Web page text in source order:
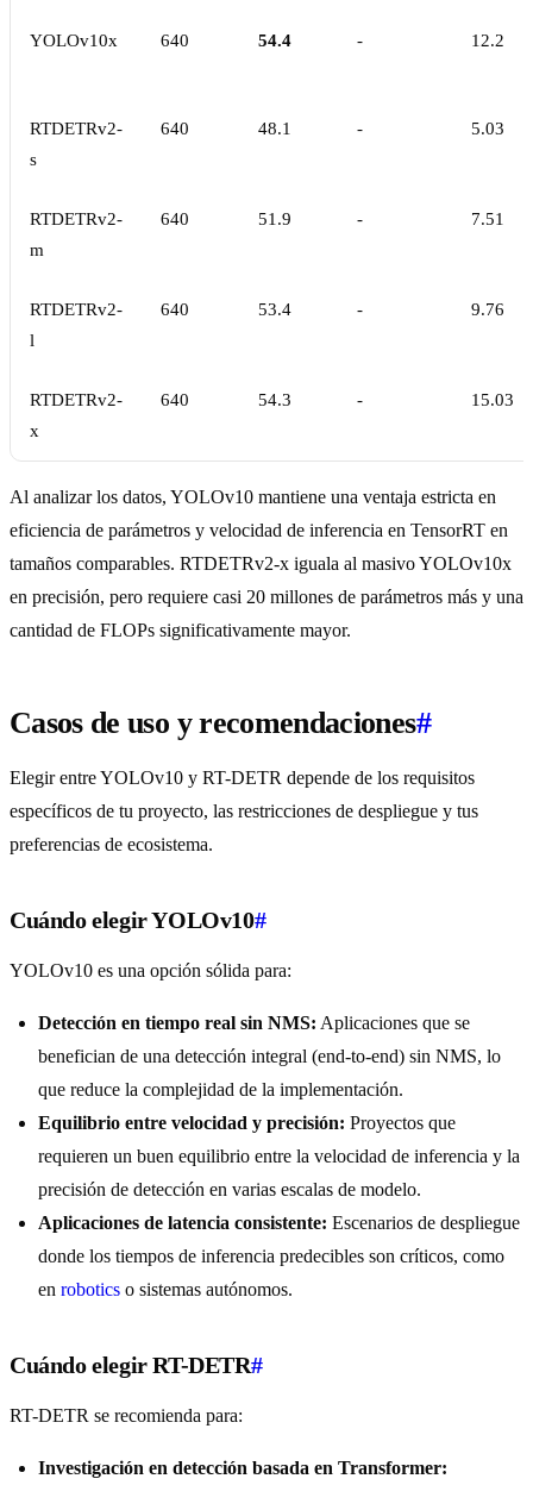
YOLOv10x 640 54.4 - 12.2
RTDETRv2-
s
640 48.1 - 5.03
RTDETRv2-
m
640 51.9 - 7.51
RTDETRv2-
l
640 53.4 - 9.76
RTDETRv2-
x
640 54.3 - 15.03
Al analizar los datos, YOLOv10 mantiene una ventaja estricta en
eficiencia de parámetros y velocidad de inferencia en TensorRT en
tamaños comparables. RTDETRv2-x iguala al masivo YOLOv10x
en precisión, pero requiere casi 20 millones de parámetros más y una
cantidad de FLOPs significativamente mayor.
Casos de uso y recomendaciones#
Elegir entre YOLOv10 y RT-DETR depende de los requisitos
específicos de tu proyecto, las restricciones de despliegue y tus
preferencias de ecosistema.
Cuándo elegir YOLOv10#
YOLOv10 es una opción sólida para:
Detección en tiempo real sin NMS: Aplicaciones que se
benefician de una detección integral (end-to-end) sin NMS, lo
que reduce la complejidad de la implementación.
Equilibrio entre velocidad y precisión: Proyectos que
requieren un buen equilibrio entre la velocidad de inferencia y la
precisión de detección en varias escalas de modelo.
Aplicaciones de latencia consistente: Escenarios de despliegue
donde los tiempos de inferencia predecibles son críticos, como
en robotics o sistemas autónomos.
Cuándo elegir RT-DETR#
RT-DETR se recomienda para:
Investigación en detección basada en Transformer: